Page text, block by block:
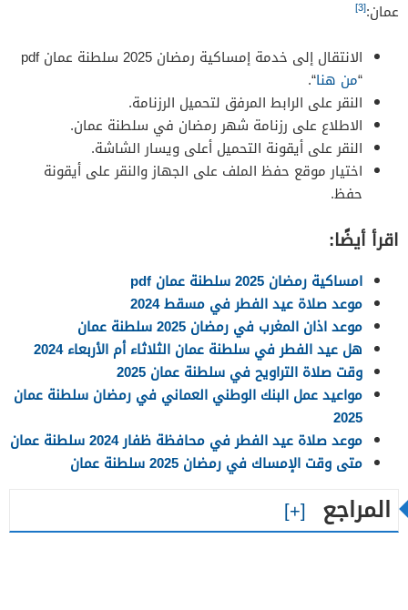
عمان:[3]
الانتقال إلى خدمة إمساكية رمضان 2025 سلطنة عمان pdf
“من هنا“.
النقر على الرابط المرفق لتحميل الرزنامة.
الاطلاع على رزنامة شهر رمضان في سلطنة عمان.
النقر على أيقونة التحميل أعلى ويسار الشاشة.
اختيار موقع حفظ الملف على الجهاز والنقر على أيقونة
حفظ.
اقرأ أيضًا:
امساكية رمضان 2025 سلطنة عمان pdf
موعد صلاة عيد الفطر في مسقط 2024
موعد اذان المغرب في رمضان 2025 سلطنة عمان
هل عيد الفطر في سلطنة عمان الثلاثاء أم الأربعاء 2024
وقت صلاة التراويح في سلطنة عمان 2025
مواعيد عمل البنك الوطني العماني في رمضان سلطنة عمان
2025
موعد صلاة عيد الفطر في محافظة ظفار 2024 سلطنة عمان
متى وقت الإمساك في رمضان 2025 سلطنة عمان
المراجع